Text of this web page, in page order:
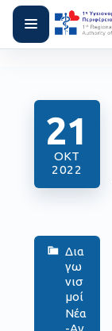
21
ΟΚΤ
2022
Δια
γω
νισ
μοί
Νέα